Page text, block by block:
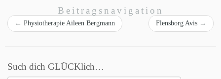
Beitragsnavigation
← Physiotherapie Aileen Bergmann Flensborg Avis →
Such dich GLÜCKlich…